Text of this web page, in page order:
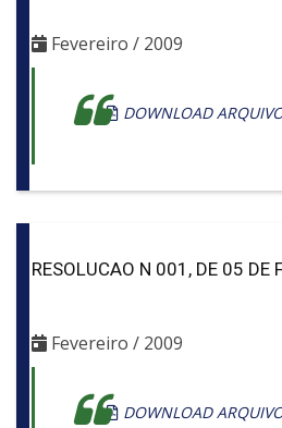
Fevereiro / 2009
DOWNLOAD
RESOLUCAO N 001, DE 05 DE
Fevereiro / 2009
DOWNLOAD